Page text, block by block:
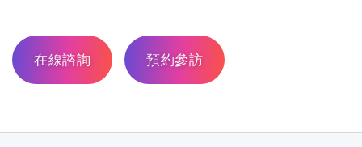
在線諮詢 預約參訪